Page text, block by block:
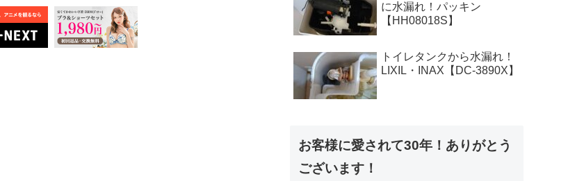
に水漏れ！パッキン
【HH08018S】
トイレタンクから水漏れ！
LIXIL・INAX【DC-3890X】
お客様に愛されて30年！ありがとう
ございます！